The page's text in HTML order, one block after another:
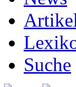
Suche